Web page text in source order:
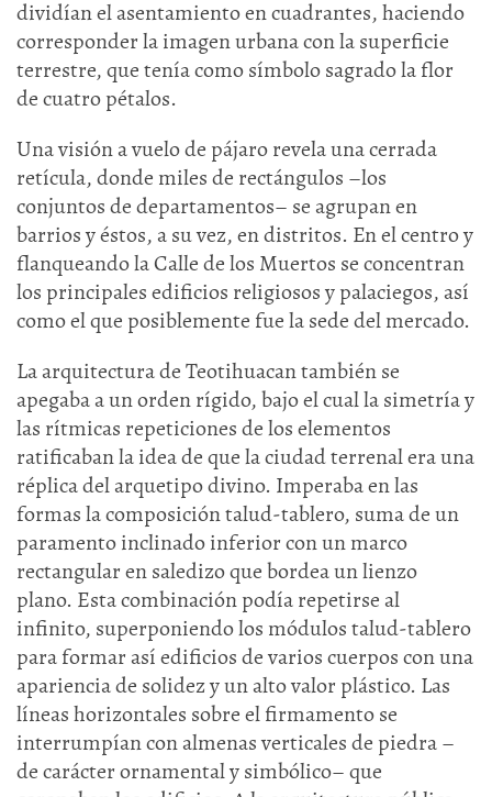
dividían el asentamiento en cuadrantes, haciendo
corresponder la imagen urbana con la superficie
terrestre, que tenía como símbolo sagrado la flor
de cuatro pétalos.
Una visión a vuelo de pájaro revela una cerrada
retícula, donde miles de rectángulos –los
conjuntos de departamentos– se agrupan en
barrios y éstos, a su vez, en distritos. En el centro y
flanqueando la Calle de los Muertos se concentran
los principales edificios religiosos y palaciegos, así
como el que posiblemente fue la sede del mercado.
La arquitectura de Teotihuacan también se
apegaba a un orden rígido, bajo el cual la simetría y
las rítmicas repeticiones de los elementos
ratificaban la idea de que la ciudad terrenal era una
réplica del arquetipo divino. Imperaba en las
formas la composición talud-tablero, suma de un
paramento inclinado inferior con un marco
rectangular en saledizo que bordea un lienzo
plano. Esta combinación podía repetirse al
infinito, superponiendo los módulos talud-tablero
para formar así edificios de varios cuerpos con una
apariencia de solidez y un alto valor plástico. Las
líneas horizontales sobre el firmamento se
interrumpían con almenas verticales de piedra –
de carácter ornamental y simbólico– que